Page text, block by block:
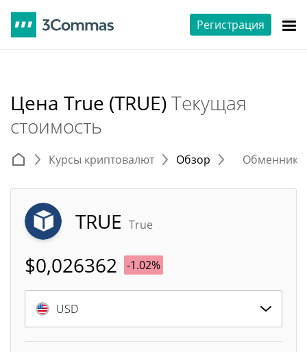
Регистрация
Цена True (TRUE)Текущая
стоимость
Курсы криптовалют Обзор
TRUE True
$0,026362 -1.02%
USD